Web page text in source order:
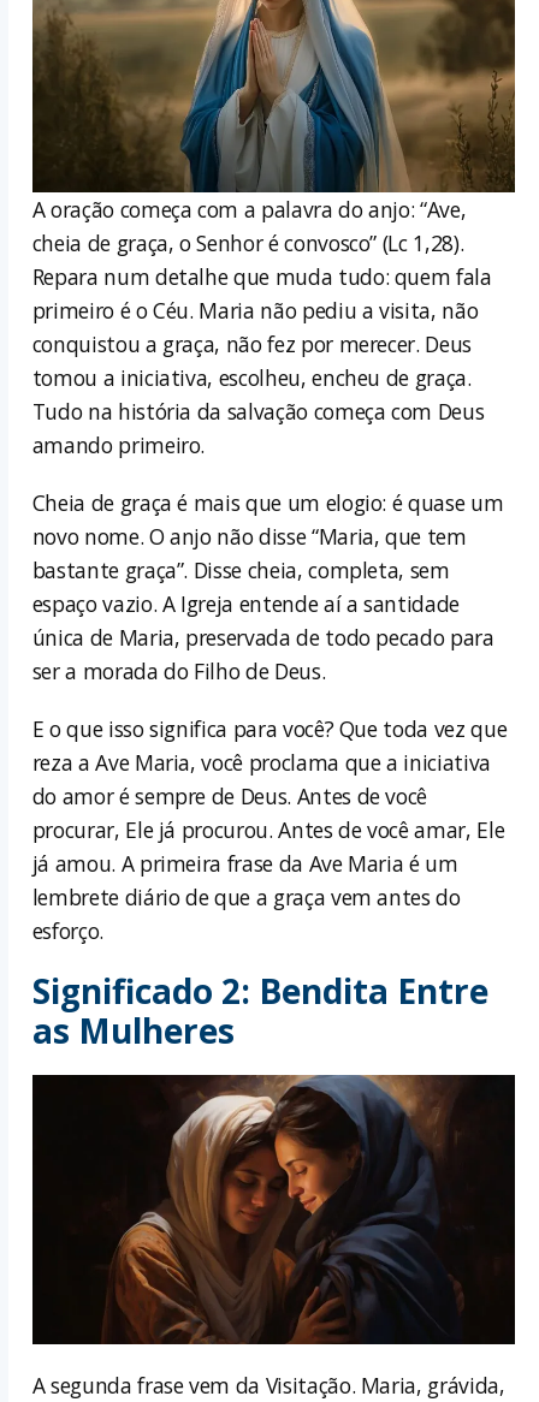
A oração começa com a palavra do anjo: “Ave,
cheia de graça, o Senhor é convosco” (Lc 1,28).
Repara num detalhe que muda tudo: quem fala
primeiro é o Céu. Maria não pediu a visita, não
conquistou a graça, não fez por merecer. Deus
tomou a iniciativa, escolheu, encheu de graça.
Tudo na história da salvação começa com Deus
amando primeiro.
Cheia de graça é mais que um elogio: é quase um
novo nome. O anjo não disse “Maria, que tem
bastante graça”. Disse cheia, completa, sem
espaço vazio. A Igreja entende aí a santidade
única de Maria, preservada de todo pecado para
ser a morada do Filho de Deus.
E o que isso significa para você? Que toda vez que
reza a Ave Maria, você proclama que a iniciativa
do amor é sempre de Deus. Antes de você
procurar, Ele já procurou. Antes de você amar, Ele
já amou. A primeira frase da Ave Maria é um
lembrete diário de que a graça vem antes do
esforço.
Significado 2: Bendita Entre
as Mulheres
A segunda frase vem da Visitação. Maria, grávida,